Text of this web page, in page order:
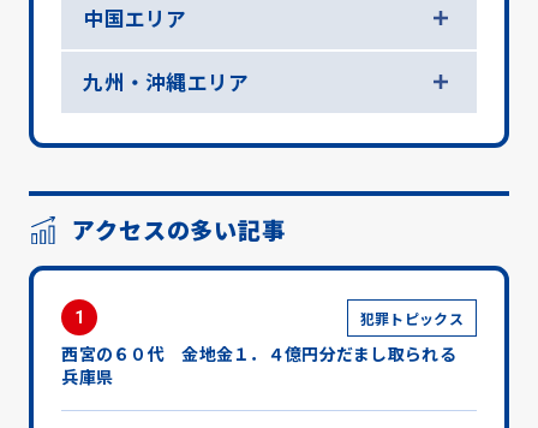
中国エリア
九州・沖縄エリア
アクセスの多い記事
1 犯罪トピックス
西宮の６０代 金地金１．４億円分だまし取られる
兵庫県